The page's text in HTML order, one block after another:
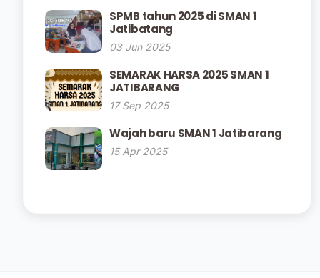
SPMB tahun 2025 di SMAN 1
Jatibatang
03 Jun 2025
SEMARAK HARSA 2025 SMAN 1
JATIBARANG
17 Sep 2025
Wajah baru SMAN 1 Jatibarang
15 Apr 2025